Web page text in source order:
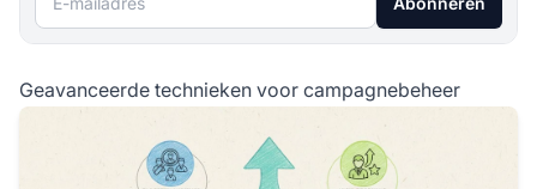
Geavanceerde technieken voor campagnebeheer